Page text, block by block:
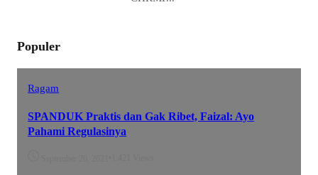
Populer
Ragam
SPANDUK Praktis dan Gak Ribet, Faizal: Ayo
Pahami Regulasinya